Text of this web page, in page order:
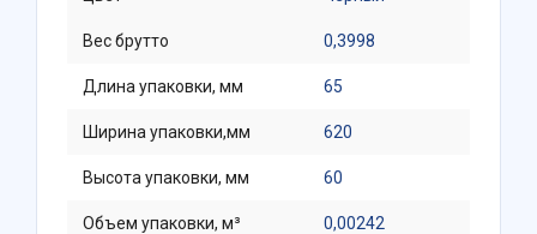
Вес брутто 0,3998
Длина упаковки, мм 65
Ширина упаковки,мм 620
Высота упаковки, мм 60
Объем упаковки, м³ 0,00242